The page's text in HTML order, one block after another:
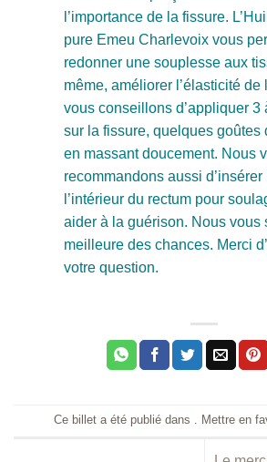
l’importance de la fissure.
pure Emeu Charlevoix vous
redonner une souplesse aux
même, améliorer l’élasticité de
vous conseillons d’appliquer 3
sur la fissure, quelques goûtes
en massant doucement. Nous
recommandons aussi
l’intérieur du rectum pour
aider à la guérison. Nous vous
meilleure des chances. Merci
votre question.
Ce billet a été publié dans . Mettre en